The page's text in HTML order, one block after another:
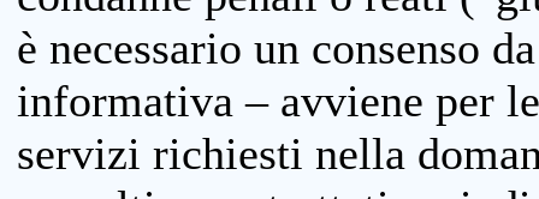
è necessario un consenso
informativa – avviene per
servizi richiesti nella